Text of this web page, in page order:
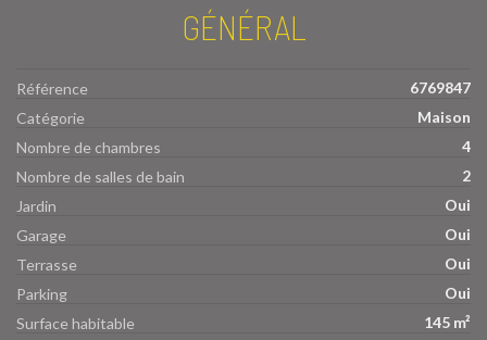
GÉNÉRAL
Référence
6769847
Catégorie
Maison
Nombre de chambres
4
Nombre de salles de bain
2
Jardin
Oui
Garage
Oui
Terrasse
Oui
Parking
Oui
Surface habitable
145 m²